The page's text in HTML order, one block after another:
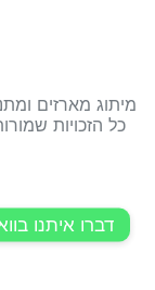
מיתוג מארזים
כל הזכויות
דברו איתנו